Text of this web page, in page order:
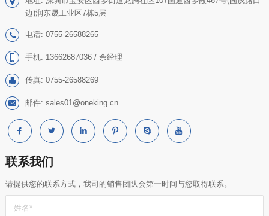
边)润东晟工业区7栋5层
电话: 0755-26588265
手机: 13662687036 / 余经理
传真: 0755-26588269
邮件: sales01@oneking.cn
联系我们
请提供您的联系方式，我司的销售团队会第一时间与您取得联系。